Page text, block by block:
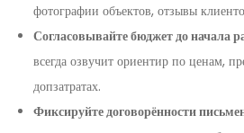
фотографии объектов, отзывы
Согласовывайте бюджет до начала
всегда озвучит ориентир по ценам,
допзатратах.
Фиксируйте договорённости